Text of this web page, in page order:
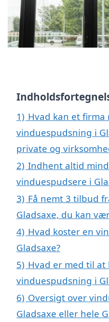
1) Hvad kan et firma
vinduespudsning i
private og
2) Indhent altid
vinduespudsere i
3) Få nemt 3 tilbud
Gladsaxe, du kan
4) Hvad koster en
Gladsaxe?
5) Hvad er med til at
vinduespudsning i
6) Oversigt over
Gladsaxe eller hele